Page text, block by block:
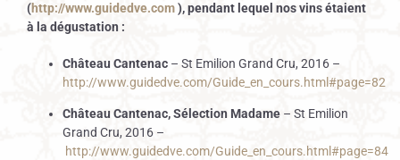
(http://www.guidedve.com), pendant lequel nos vins étaient
à la dégustation :
Château Cantenac – St Emilion Grand Cru, 2016 –
http://www.guidedve.com/Guide_en_cours.html#page=82
Château Cantenac, Sélection Madame – St Emilion
Grand Cru, 2016 –
http://www.guidedve.com/Guide_en_cours.html#page=84